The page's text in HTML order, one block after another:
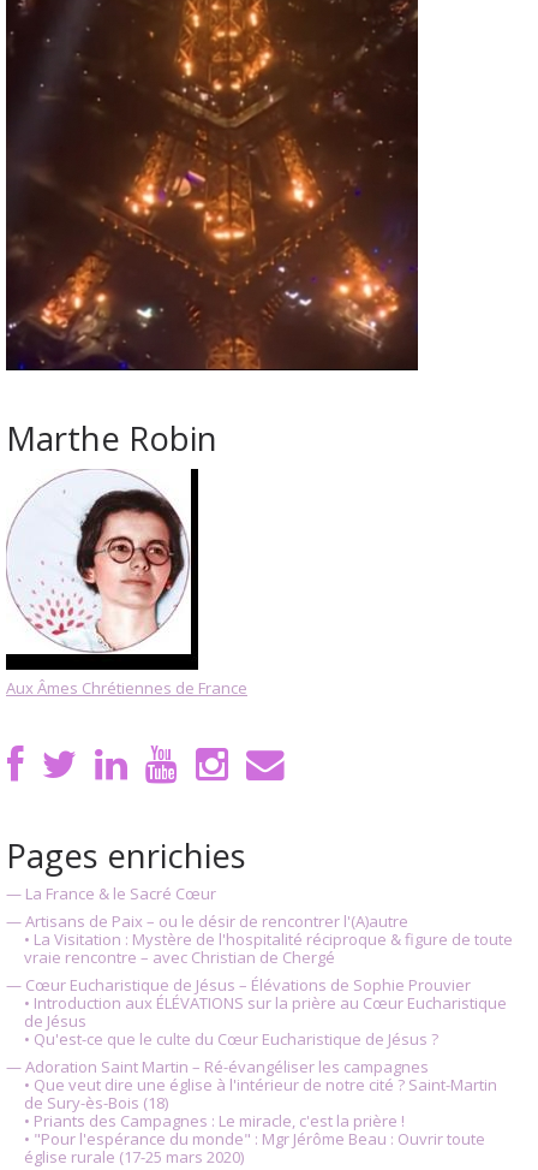
Marthe Robin
Aux Âmes Chrétiennes de France
Pages enrichies
— La France & le Sacré Cœur
— Artisans de Paix – ou le désir de rencontrer l'(A)autre
• La Visitation : Mystère de l'hospitalité réciproque & figure de toute
vraie rencontre – avec Christian de Chergé
— Cœur Eucharistique de Jésus – Élévations de Sophie Prouvier
• Introduction aux ÉLÉVATIONS sur la prière au Cœur Eucharistique
de Jésus
• Qu'est-ce que le culte du Cœur Eucharistique de Jésus ?
— Adoration Saint Martin – Ré-évangéliser les campagnes
• Que veut dire une église à l'intérieur de notre cité ? Saint-Martin
de Sury-ès-Bois (18)
• Priants des Campagnes : Le miracle, c'est la prière !
• "Pour l'espérance du monde" : Mgr Jérôme Beau : Ouvrir toute
église rurale (17-25 mars 2020)